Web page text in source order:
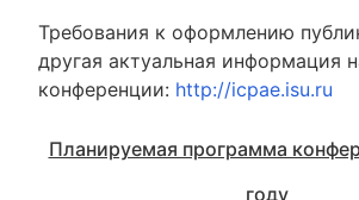
Требования к оформлению
другая актуальная информация
конференции: http://icpae.isu.ru
Планируемая программа
году